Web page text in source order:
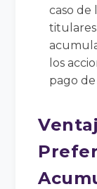
caso de
los
pago